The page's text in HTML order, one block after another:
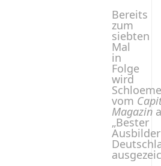
Bereits
zum
siebten
Mal
in
Folge
wird
vom
Magazin
„Bester
Ausbilder